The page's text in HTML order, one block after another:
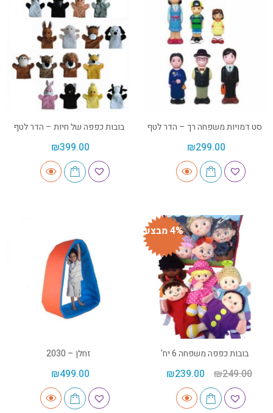
סט דמויות משפחה רך – הדר לטף
₪299.00
בובות כפפה של חיות – הדר לטף
₪399.00
4% מבצע
בובות כפפה משפחה 6 יח'
₪249.00
₪239.00
זחלן – 2030
₪499.00